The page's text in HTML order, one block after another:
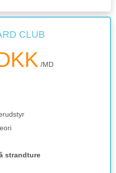
CLUB
/MD
strandture